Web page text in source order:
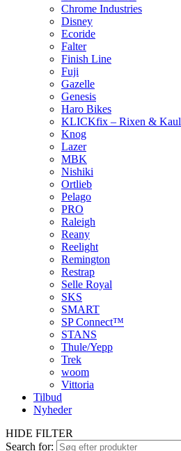
Chrome Industries
Disney
Ecoride
Falter
Finish Line
Fuji
Gazelle
Genesis
Haro Bikes
KLICKfix – Rixen & Kaul
Knog
Lazer
MBK
Nishiki
Ortlieb
Pelago
PRO
Raleigh
Reany
Reelight
Remington
Restrap
Selle Royal
SKS
SMART
SP Connect™
STANS
Thule/Yepp
Trek
woom
Vittoria
Tilbud
Nyheder
HIDE FILTER
Search for: